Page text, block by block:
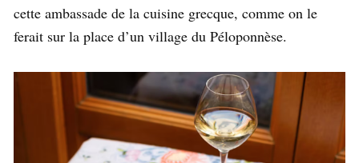
cette ambassade de la cuisine grecque, comme on le
ferait sur la place d’un village du Péloponnèse.